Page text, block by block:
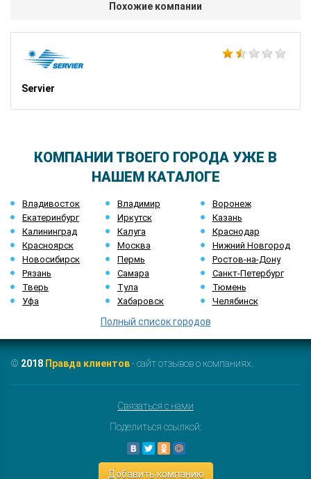
Похожие компании
Servier
КОМПАНИИ ТВОЕГО ГОРОДА УЖЕ В
НАШЕМ КАТАЛОГЕ
Владивосток Владимир
Воронеж
Екатеринбург
Иркутск
Казань
Калининград
Калуга
Краснодар
Красноярск
Москва
Нижний Новгород
Новосибирск
Пермь
Ростов-на-Дону
Рязань
Самара
Санкт-Петербург
Тверь
Тула
Тюмень
Уфа
Хабаровск Челябинск
Полный список городов
© 2018 Правда клиентов- сайт отзывов о компаниях.
Связаться с нами
Поделиться ссылкой:
Добавить компанию